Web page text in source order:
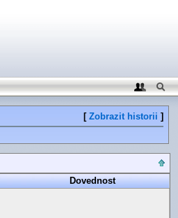
[Zobrazit historii ]
Dovednost